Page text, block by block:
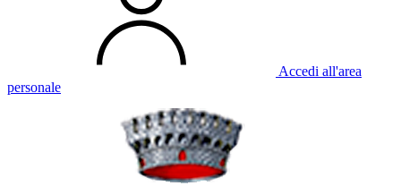
Accedi all'area
personale